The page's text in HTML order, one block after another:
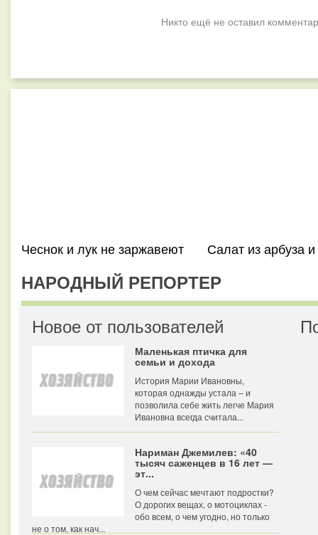
Никто ещё не оставил
Чеснок и лук не заржавеют Салат из арбуза
НАРОДНЫЙ РЕПОРТЕР
Новое от пользователей
Маленькая птичка для
семьи и дохода
История Марии Ивановны,
которая однажды устала – и
позволила себе жить легче Мария
Ивановна всегда считала...
Нариман Джемилев: «40
тысяч саженцев в 16 лет —
эт...
О чем сейчас мечтают подростки?
О дорогих вещах, о мотоциклах -
обо всем, о чем угодно, но только
не о том, как нач...